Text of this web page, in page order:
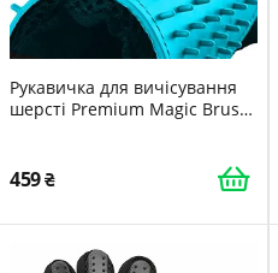
Рукавичка для вичісування
шерсті Premium Magic Brush
459